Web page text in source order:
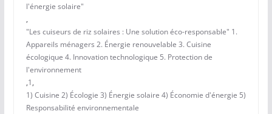
l'énergie solaire"
,
"Les cuiseurs de riz solaires : Une solution éco-responsable" 1.
Appareils ménagers 2. Énergie renouvelable 3. Cuisine
écologique 4. Innovation technologique 5. Protection de
l'environnement
,1,
1) Cuisine 2) Écologie 3) Énergie solaire 4) Économie d'énergie 5)
Responsabilité environnementale